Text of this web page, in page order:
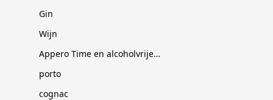
Gin
Wijn
Appero Time en alcoholvrije dranken
porto
cognac